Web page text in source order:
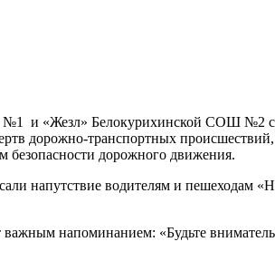
и «Жезл» Белокурихинской СОШ №2
дорожно-транспортных происшествий,
безопасности дорожного движения.
напутствие водителям и пешеходам
напоминанием: «Будьте